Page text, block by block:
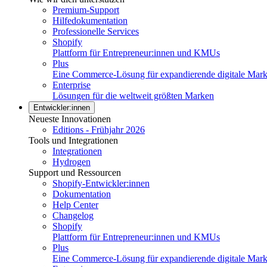
Premium-Support
Hilfedokumentation
Professionelle Services
Shopify
Plattform für Entrepreneur:innen und KMUs
Plus
Eine Commerce-Lösung für expandierende digitale
Enterprise
Lösungen für die weltweit größten Marken
Entwickler:innen
Neueste Innovationen
Editions - Frühjahr 2026
Tools und Integrationen
Integrationen
Hydrogen
Support und Ressourcen
Shopify-Entwickler:innen
Dokumentation
Help Center
Changelog
Shopify
Plattform für Entrepreneur:innen und KMUs
Plus
Eine Commerce-Lösung für expandierende digitale